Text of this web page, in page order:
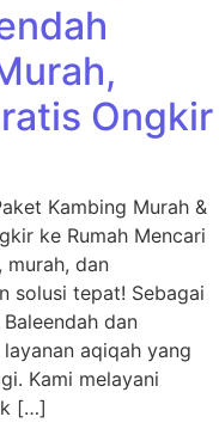
Ongkir
Kambing Murah &
ke Rumah Mencari
murah, dan
solusi tepat! Sebagai
dan
aqiqah yang
Kami melayani
[…]